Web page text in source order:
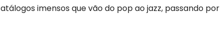
imensos que vão do pop ao jazz, passando por